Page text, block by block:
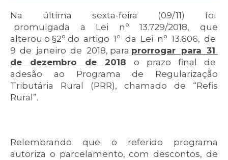
Na última sexta-feira (09/11) foi
promulgada a Lei nº 13.729/2018, que
alterou o §2º do artigo 1º da Lei nº 13.606, de
9 de janeiro de 2018, para prorrogar para 31
de dezembro de 2018
o prazo final de
adesão ao Programa de Regularização
Tributária Rural (PRR), chamado de “Refis
Rural”.
Relembrando que o referido programa
autoriza o parcelamento, com descontos, de